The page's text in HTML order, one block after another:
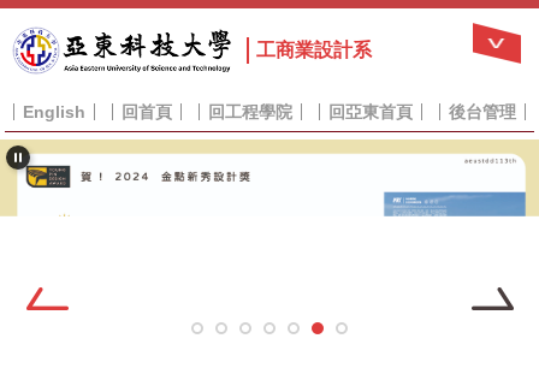
到
主
內
容
區
工商業設計系
English 回首頁 回工程學院 回亞東首頁 後台管理